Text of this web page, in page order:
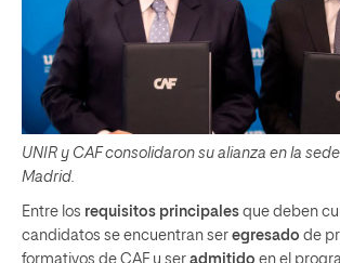
UNIR y CAF consolidaron su alianza en la
Madrid.
Entre los requisitos principales que deben
candidatos se encuentran ser egresado de
formativos de CAF y ser admitido en el